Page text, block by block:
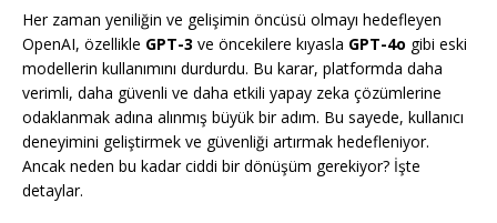
Her zaman yeniliğin ve gelişimin öncüsü olmayı hedefleyen
OpenAI, özellikle GPT-3 ve öncekilere kıyasla GPT-4o gibi eski
modellerin kullanımını durdurdu. Bu karar, platformda daha
verimli, daha güvenli ve daha etkili yapay zeka çözümlerine
odaklanmak adına alınmış büyük bir adım. Bu sayede, kullanıcı
deneyimini geliştirmek ve güvenliği artırmak hedefleniyor.
Ancak neden bu kadar ciddi bir dönüşüm gerekiyor? İşte
detaylar.